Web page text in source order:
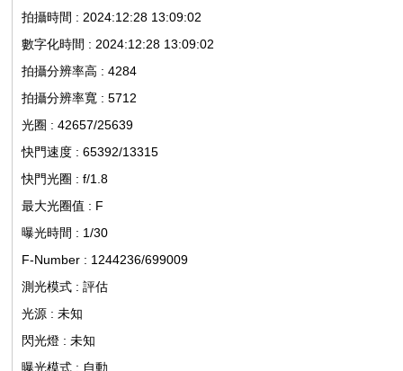
拍攝時間 : 2024:12:28 13:09:02
數字化時間 : 2024:12:28 13:09:02
拍攝分辨率高 : 4284
拍攝分辨率寬 : 5712
光圈 : 42657/25639
快門速度 : 65392/13315
快門光圈 : f/1.8
最大光圈值 : F
曝光時間 : 1/30
F-Number : 1244236/699009
測光模式 : 評估
光源 : 未知
閃光燈 : 未知
曝光模式 : 自動